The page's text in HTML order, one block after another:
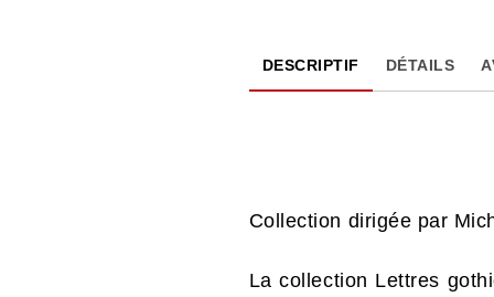
DESCRIPTIF DÉTAILS
Collection dirigée par
La collection Lettres